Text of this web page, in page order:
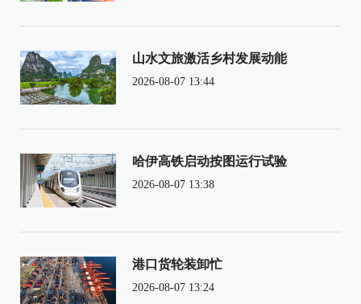
山水文旅激活乡村发展动能
2026-08-07 13:44
哈伊高铁启动按图运行试验
2026-08-07 13:38
港口货轮装卸忙
2026-08-07 13:24